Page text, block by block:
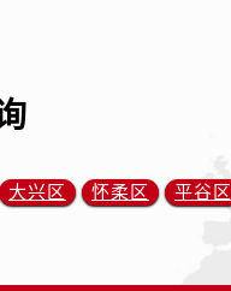
大兴区 怀柔区 平谷区